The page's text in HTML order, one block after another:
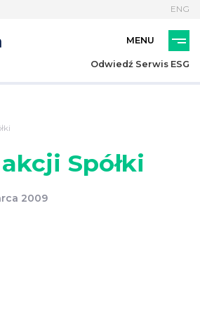
ENG
Odwiedź Serwis ESG
Spółki
2009